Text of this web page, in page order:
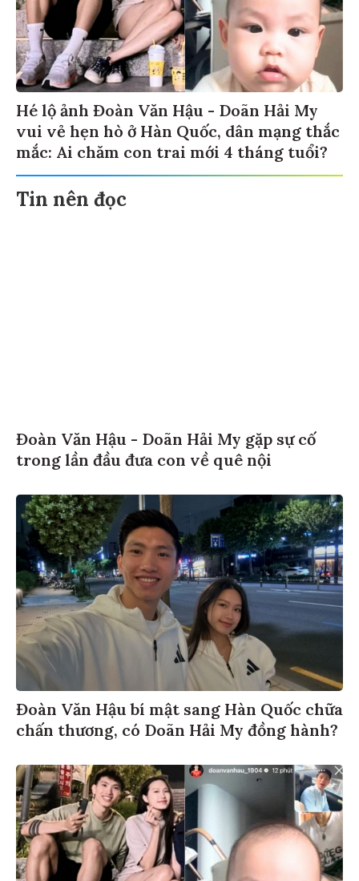
Hé lộ ảnh Đoàn Văn Hậu - Doãn Hải My
vui vẻ hẹn hò ở Hàn Quốc, dân mạng thắc
mắc: Ai chăm con trai mới 4 tháng tuổi?
Tin nên đọc
Đoàn Văn Hậu - Doãn Hải My gặp sự cố
trong lần đầu đưa con về quê nội
Đoàn Văn Hậu bí mật sang Hàn Quốc chữa
chấn thương, có Doãn Hải My đồng hành?